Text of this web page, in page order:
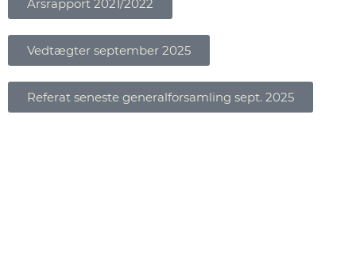
Årsrapport 2021/2022
Vedtægter september 2025
Referat seneste generalforsamling sept. 2025